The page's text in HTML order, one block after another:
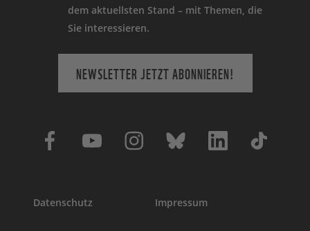
dem aktuellsten Stand – mit Themen, die
Sie interessieren.
NEWSLETTER JETZT ABONNIEREN!
Datenschutz Impressum